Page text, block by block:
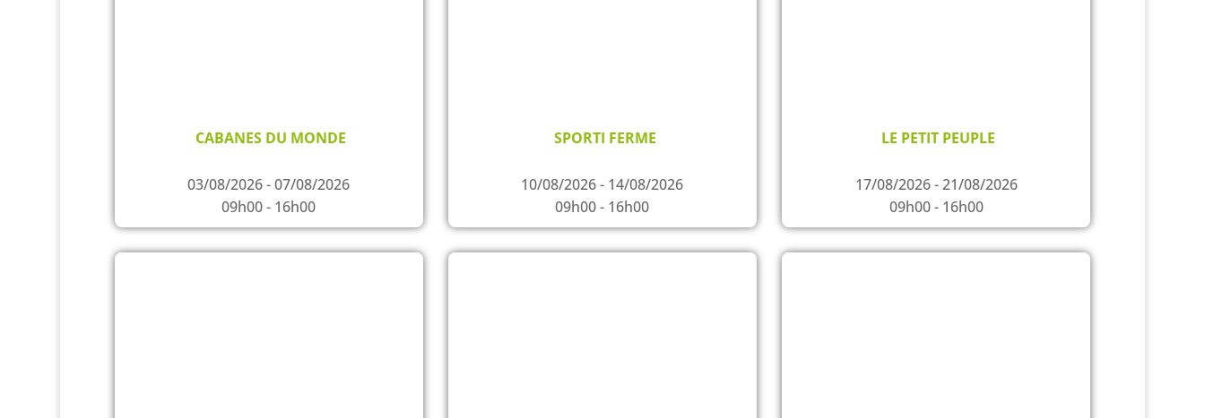
CABANES DU MONDE
03/08/2026 - 07/08/2026
09h00 - 16h00
SPORTI FERME
10/08/2026 - 14/08/2026
09h00 - 16h00
LE PETIT PEUPLE
17/08/2026 - 21/08/2026
09h00 - 16h00